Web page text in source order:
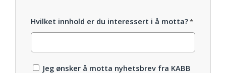
Hvilket innhold er du interessert i å motta?*
Motta
Jeg ønsker å motta nyhetsbrev fra KABB